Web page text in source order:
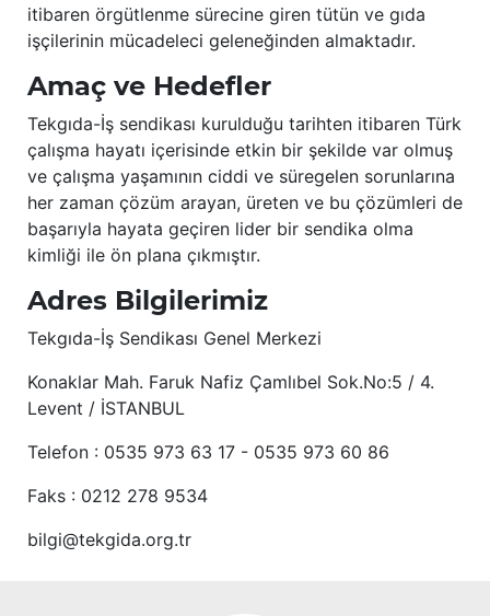
itibaren örgütlenme sürecine giren tütün ve gıda
işçilerinin mücadeleci geleneğinden almaktadır.
Amaç ve Hedefler
Tekgıda-İş sendikası kurulduğu tarihten itibaren Türk
çalışma hayatı içerisinde etkin bir şekilde var olmuş
ve çalışma yaşamının ciddi ve süregelen sorunlarına
her zaman çözüm arayan, üreten ve bu çözümleri de
başarıyla hayata geçiren lider bir sendika olma
kimliği ile ön plana çıkmıştır.
Adres Bilgilerimiz
Tekgıda-İş Sendikası Genel Merkezi
Konaklar Mah. Faruk Nafiz Çamlıbel Sok.No:5 / 4.
Levent / İSTANBUL
Telefon : 0535 973 63 17 - 0535 973 60 86
Faks : 0212 278 9534
bilgi@tekgida.org.tr